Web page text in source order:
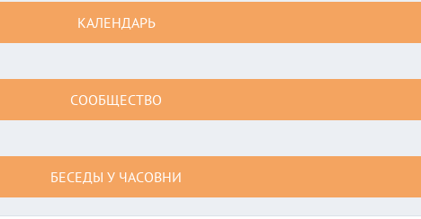
КАЛЕНДАРЬ
СООБЩЕСТВО
БЕСЕДЫ У ЧАСОВНИ